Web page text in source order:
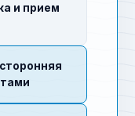
и прием